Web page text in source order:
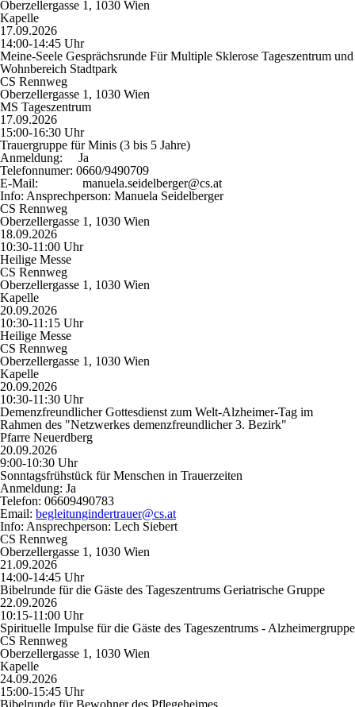
Oberzellergasse 1, 1030 Wien
Kapelle
17.09.2026
14:00-14:45 Uhr
Meine-Seele Gesprächsrunde Für Multiple Sklerose Tageszentrum und
Wohnbereich Stadtpark
CS Rennweg
Oberzellergasse 1, 1030 Wien
MS Tageszentrum
17.09.2026
15:00-16:30 Uhr
Trauergruppe für Minis (3 bis 5 Jahre)
Anmeldung: Ja
Telefonnumer: 0660/9490709
E-Mail:
manuela.seidelberger@cs.at
Info: Ansprechperson: Manuela Seidelberger
CS Rennweg
Oberzellergasse 1, 1030 Wien
18.09.2026
10:30-11:00 Uhr
Heilige Messe
CS Rennweg
Oberzellergasse 1, 1030 Wien
Kapelle
20.09.2026
10:30-11:15 Uhr
Heilige Messe
CS Rennweg
Oberzellergasse 1, 1030 Wien
Kapelle
20.09.2026
10:30-11:30 Uhr
Demenzfreundlicher Gottesdienst zum Welt-Alzheimer-Tag im
Rahmen des "Netzwerkes demenzfreundlicher 3. Bezirk"
Pfarre Neuerdberg
20.09.2026
9:00-10:30 Uhr
Sonntagsfrühstück für Menschen in Trauerzeiten
Anmeldung: Ja
Telefon: 06609490783
Email: begleitungindertrauer@cs.at
Info: Ansprechperson: Lech Siebert
CS Rennweg
Oberzellergasse 1, 1030 Wien
21.09.2026
14:00-14:45 Uhr
Bibelrunde für die Gäste des Tageszentrums Geriatrische Gruppe
22.09.2026
10:15-11:00 Uhr
Spirituelle Impulse für die Gäste des Tageszentrums - Alzheimergruppe
CS Rennweg
Oberzellergasse 1, 1030 Wien
Kapelle
24.09.2026
15:00-15:45 Uhr